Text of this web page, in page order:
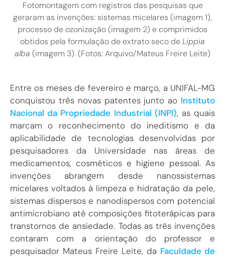
Fotomontagem com registros das pesquisas que
geraram as invenções: sistemas micelares (imagem 1),
processo de ozonização (imagem 2) e comprimidos
obtidos pela formulação de extrato seco deLippia
alba (imagem 3). (Fotos: Arquivo/Mateus Freire Leite)
Entre os meses de fevereiro e março, a UNIFAL-MG
conquistou três novas patentes junto ao Instituto
Nacional da Propriedade Industrial (INPI), as quais
marcam o reconhecimento do ineditismo e da
aplicabilidade de tecnologias desenvolvidas por
pesquisadores da Universidade nas áreas de
medicamentos, cosméticos e higiene pessoal. As
invenções abrangem desde nanossistemas
micelares voltados à limpeza e hidratação da pele,
sistemas dispersos e nanodispersos com potencial
antimicrobiano até composições fitoterápicas para
transtornos de ansiedade. Todas as três invenções
contaram com a orientação do professor e
pesquisador Mateus Freire Leite, da Faculdade de